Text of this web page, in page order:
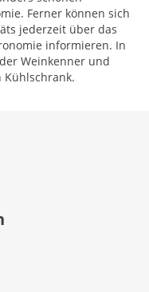
Ferner können sich
jederzeit über das
informieren. In
Weinkenner und